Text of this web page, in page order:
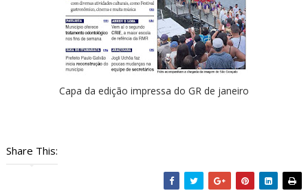
Capa da edição impressa do GR de janeiro
Share This: